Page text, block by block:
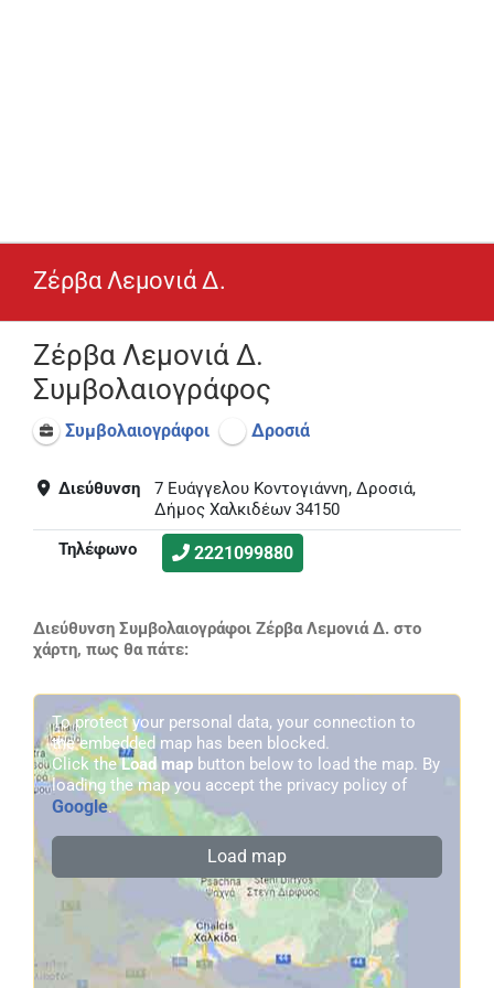
Ζέρβα Λεμονιά Δ.
Ζέρβα Λεμονιά Δ.
Συμβολαιογράφος
Συμβολαιογράφοι Δροσιά
Διεύθυνση
7 Ευάγγελου Κοντογιάννη, Δροσιά,
Δήμος Χαλκιδέων 34150
Τηλέφωνο
2221099880
Διεύθυνση Συμβολαιογράφοι Ζέρβα Λεμονιά Δ. στο
χάρτη, πως θα πάτε:
To protect your personal data, your connection to
the embedded map has been blocked.
Click theLoad map button below to load the map. By
loading the map you accept the privacy policy of
Google.
Load map